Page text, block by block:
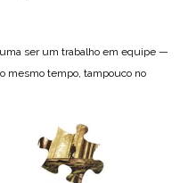
ser um trabalho em equipe —
mesmo tempo, tampouco no